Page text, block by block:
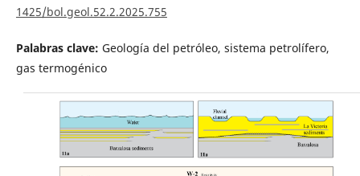
1425/bol.geol.52.2.2025.755
Palabras clave: Geología del petróleo, sistema petrolífero,
gas termogénico